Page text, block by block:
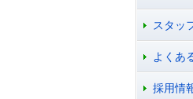
スタッ
よくあ
採用情